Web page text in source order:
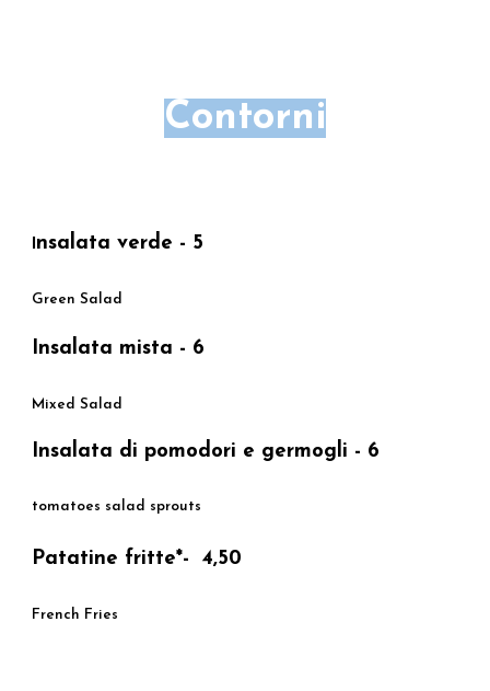
Contorni
Insalata verde - 5
Green Salad
Insalata mista - 6
Mixed Salad
Insalata di pomodori e germogli - 6
tomatoes salad sprouts
Patatine fritte*- 4,50
French Fries